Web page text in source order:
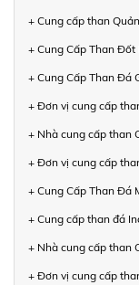
+ Cung cấp than
+ Cung Cấp Than Đốt
+ Cung Cấp Than Đá
+ Đơn vị cung cấp
+ Nhà cung cấp than
+ Đơn vị cung cấp
+ Cung Cấp Than Đá
+ Cung cấp than đá
+ Nhà cung cấp than
+ Đơn vị cung cấp